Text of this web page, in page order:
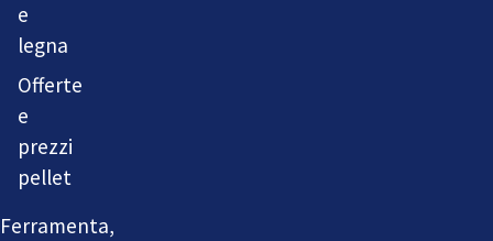
e
legna
Offerte
e
prezzi
pellet
Ferramenta,